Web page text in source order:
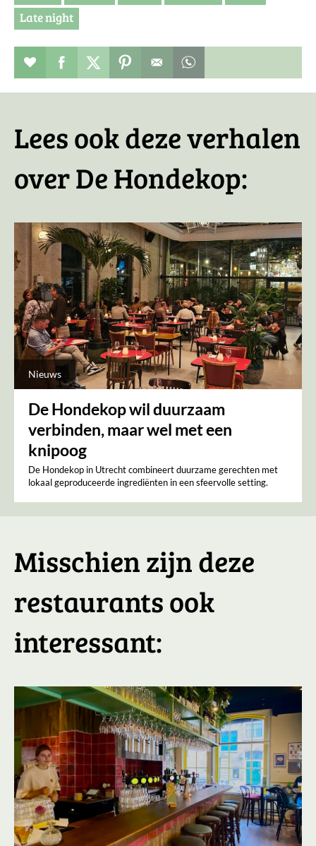
Late night
Restaurant toevoegen aan favorieten
Deel dit op facebook
Deel dit op twitter
Deel dit op pinterest
Lees ook deze verhalen
over De Hondekop:
Nieuws
De Hondekop wil duurzaam
verbinden, maar wel met een
knipoog
De Hondekop in Utrecht combineert duurzame gerechten met
lokaal geproduceerde ingrediënten in een sfeervolle setting.
Misschien zijn deze
restaurants ook
interessant: